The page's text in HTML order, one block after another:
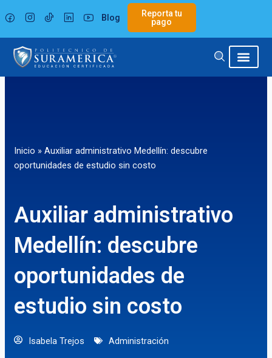
al
contenido
Blog
Reporta tu
pago
Inicio » Auxiliar administrativo Medellín: descubre
oportunidades de estudio sin costo
Auxiliar administrativo
Medellín: descubre
oportunidades de
estudio sin costo
Isabela Trejos Administración